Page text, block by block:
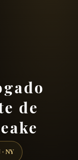
de
NY